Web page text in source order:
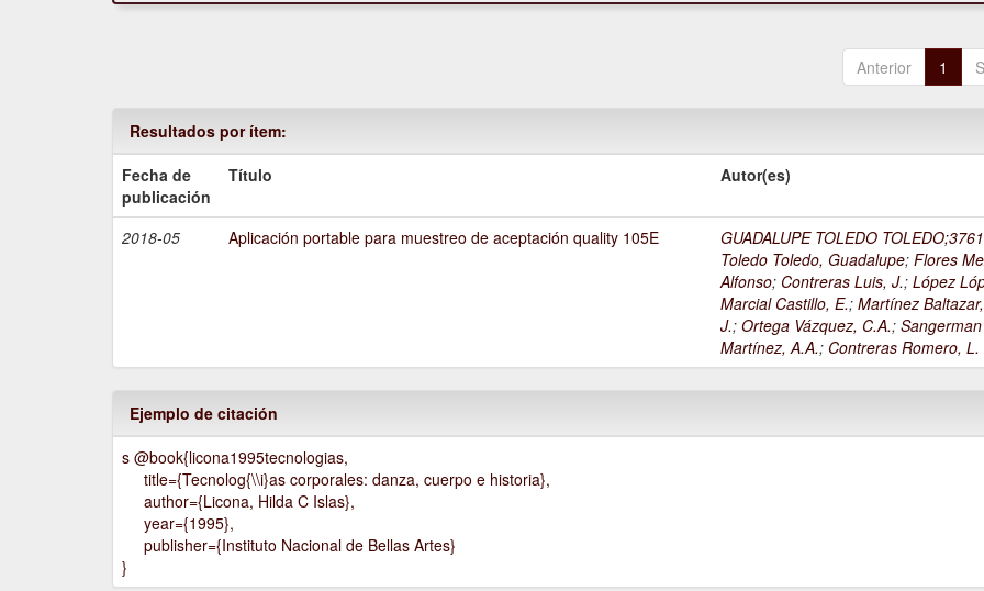
Anterior 1
Resultados por ítem:
Fecha de
publicación
Título Autor(es)
2018-05 Aplicación portable para muestreo de aceptación quality 105E GUADALUPE TOLEDO
Toledo Toledo, Guadalupe;Flores
Alfonso; Contreras Luis, J.;López
Marcial Castillo, E.;Martínez
J.;Ortega Vázquez, C.A.;Sangerman
Martínez, A.A.; Contreras Romero, L.
Ejemplo de citación
s @book{licona1995tecnologias,
title={Tecnolog{\\i}as corporales: danza, cuerpo e historia},
author={Licona, Hilda C Islas},
year={1995},
publisher={Instituto Nacional de Bellas Artes}
}